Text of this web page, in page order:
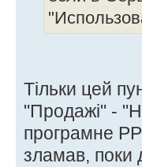
Тільки цей
"Продажі" -
програмне
зламав, поки